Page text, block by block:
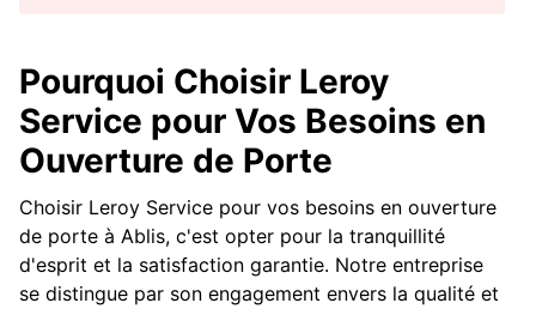
Pourquoi Choisir Leroy
Service pour Vos Besoins en
Ouverture de Porte
Choisir Leroy Service pour vos besoins en ouverture
de porte à Ablis, c'est opter pour la tranquillité
d'esprit et la satisfaction garantie. Notre entreprise
se distingue par son engagement envers la qualité et